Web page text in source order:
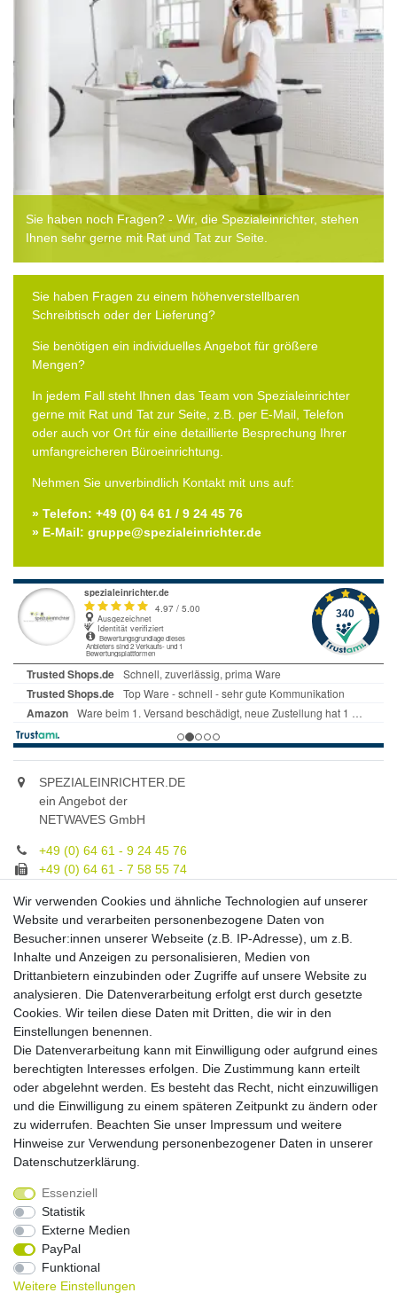
Sie haben noch Fragen? - Wir, die Spezialeinrichter, stehen
Ihnen sehr gerne mit Rat und Tat zur Seite.
Sie haben Fragen zu einem höhenverstellbaren
Schreibtisch oder der Lieferung?
Sie benötigen ein individuelles Angebot für größere
Mengen?
In jedem Fall steht Ihnen das Team von Spezialeinrichter
gerne mit Rat und Tat zur Seite, z.B. per E-Mail, Telefon
oder auch vor Ort für eine detaillierte Besprechung Ihrer
umfangreicheren Büroeinrichtung.
Nehmen Sie unverbindlich Kontakt mit uns auf:
» Telefon: +49 (0) 64 61 / 9 24 45 76
» E-Mail: gruppe@spezialeinrichter.de
SPEZIALEINRICHTER.DE
ein Angebot der
NETWAVES GmbH
+49 (0) 64 61 - 9 24 45 76
+49 (0) 64 61 - 7 58 55 74
Unsere Fachberatung:
Montag - Freitag, 9.00 - 21.00
Zahlungsmöglichkeiten
Versandkosten
Versandarten
Auslandsversand, Hochgebirgs- oder
Insellieferung
Widerrufs­recht
Daten­schutz­erklärung
Wir verwenden Cookies und ähnliche Technologien auf unserer
Website und verarbeiten personenbezogene Daten von
Besucher:innen unserer Webseite (z.B. IP-Adresse), um z.B.
Inhalte und Anzeigen zu personalisieren, Medien von
Drittanbietern einzubinden oder Zugriffe auf unsere Website zu
analysieren. Die Datenverarbeitung erfolgt erst durch gesetzte
Cookies. Wir teilen diese Daten mit Dritten, die wir in den
Einstellungen benennen.
Die Datenverarbeitung kann mit Einwilligung oder aufgrund eines
berechtigten Interesses erfolgen. Die Zustimmung kann erteilt
oder abgelehnt werden. Es besteht das Recht, nicht einzuwilligen
und die Einwilligung zu einem späteren Zeitpunkt zu ändern oder
zu widerrufen. Beachten Sie unser Impressum und weitere
Hinweise zur Verwendung personenbezogener Daten in unserer
Daten­schutz­erklärung
Essenziell
Statistik
Externe Medien
PayPal
Funktional
Weitere Einstellungen